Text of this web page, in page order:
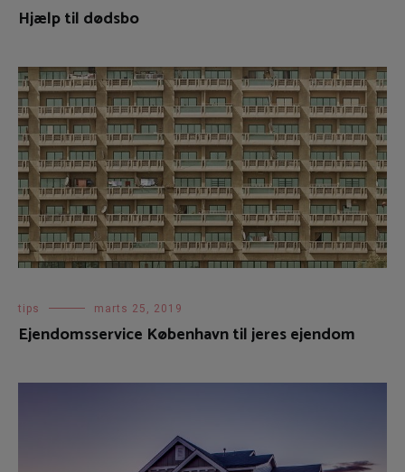
Hjælp til dødsbo
tips marts 25, 2019
Ejendomsservice København til jeres ejendom